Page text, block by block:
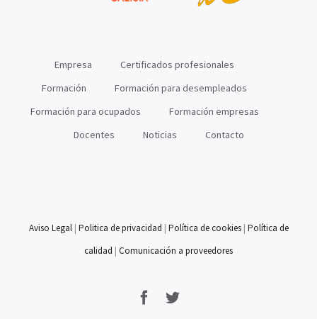
Empresa
Certificados profesionales
Formación
Formación para desempleados
Formación para ocupados
Formación empresas
Docentes
Noticias Contacto
Aviso Legal | Politica de privacidad | Política de cookies| Política de
calidad | Comunicación a proveedores
Facebook
Twitter